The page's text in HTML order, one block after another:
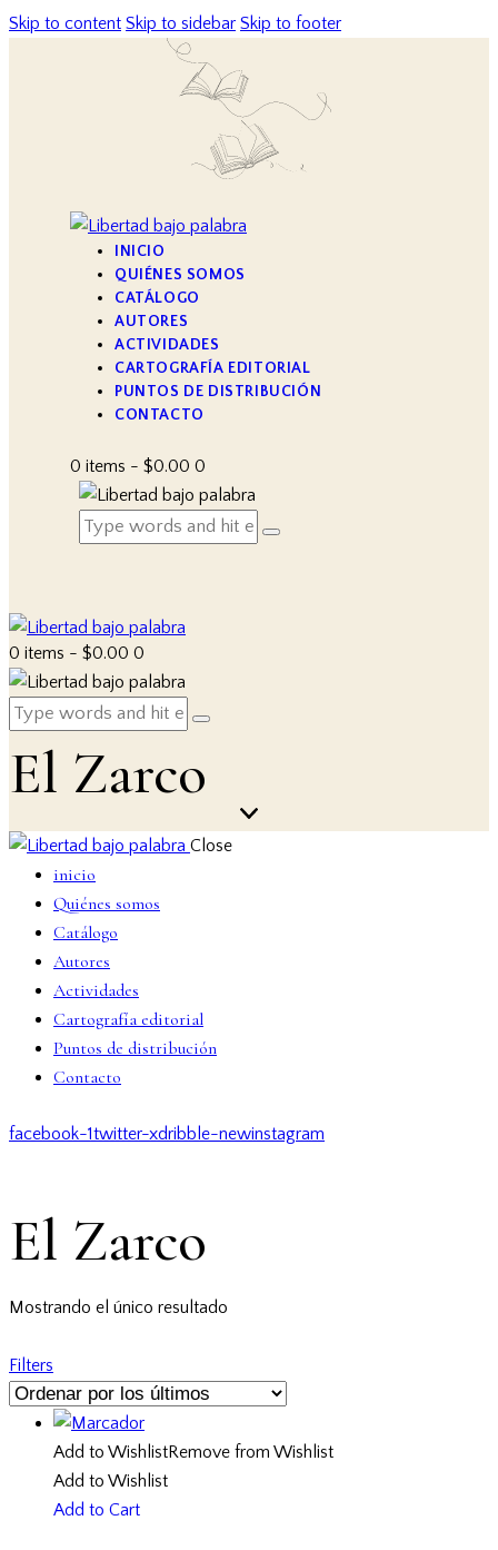
Skip to content Skip to sidebar Skip to footer
INICIO
QUIÉNES SOMOS
CATÁLOGO
AUTORES
ACTIVIDADES
CARTOGRAFÍA EDITORIAL
PUNTOS DE DISTRIBUCIÓN
CONTACTO
0 items - $0.00 0
0 items - $0.00 0
El Zarco
Close
inicio
Quiénes somos
Catálogo
Autores
Actividades
Cartografía editorial
Puntos de distribución
Contacto
facebook-1twitter-xdribble-newinstagram
El Zarco
Mostrando el único resultado
Filters
Add to WishlistRemove from Wishlist
Add to Wishlist
Add to Cart